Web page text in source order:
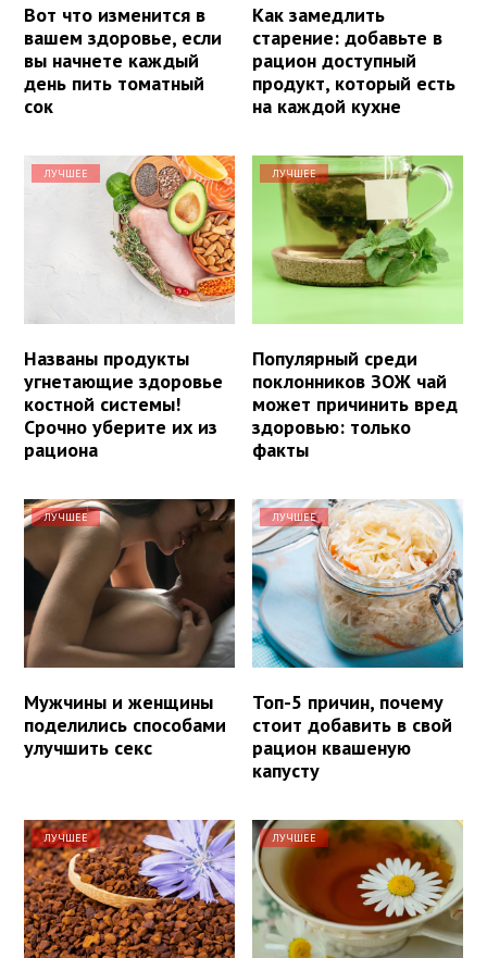
Вот что изменится в
вашем здоровье, если
вы начнете каждый
день пить томатный
сок
Как замедлить
старение: добавьте в
рацион доступный
продукт, который есть
на каждой кухне
ЛУЧШЕЕ
Названы продукты
угнетающие здоровье
костной системы!
Срочно уберите их из
рациона
ЛУЧШЕЕ
Популярный среди
поклонников ЗОЖ чай
может причинить вред
здоровью: только
факты
ЛУЧШЕЕ
Мужчины и женщины
поделились способами
улучшить секс
ЛУЧШЕЕ
Топ-5 причин, почему
стоит добавить в свой
рацион квашеную
капусту
ЛУЧШЕЕ ЛУЧШЕЕ